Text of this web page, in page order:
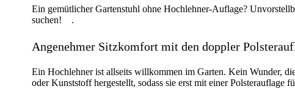
Produktliste
springen
Ein gemütlicher Gartenstuhl ohne Hochlehner-Auflage?
suchen! .
Angenehmer Sitzkomfort mit den doppler
Ein Hochlehner ist allseits willkommen im Garten. Kein Wunder,
oder Kunststoff hergestellt, sodass sie erst mit einer Polsterauflage